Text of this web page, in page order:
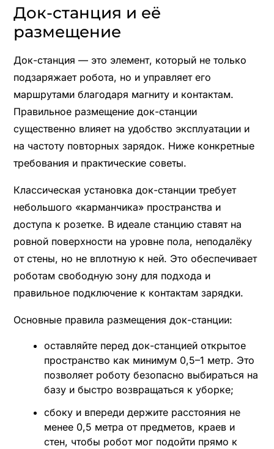
Док-станция и её
размещение
Док-станция — это элемент, который не только
подзаряжает робота, но и управляет его
маршрутами благодаря магниту и контактам.
Правильное размещение док-станции
существенно влияет на удобство эксплуатации и
на частоту повторных зарядок. Ниже конкретные
требования и практические советы.
Классическая установка док-станции требует
небольшого «карманчика» пространства и
доступа к розетке. В идеале станцию ставят на
ровной поверхности на уровне пола, неподалёку
от стены, но не вплотную к ней. Это обеспечивает
роботам свободную зону для подхода и
правильное подключение к контактам зарядки.
Основные правила размещения док-станции:
оставляйте перед док-станцией открытое
пространство как минимум 0,5–1 метр. Это
позволяет роботу безопасно выбираться на
базу и быстро возвращаться к уборке;
сбоку и впереди держите расстояния не
менее 0,5 метра от предметов, краев и
стен, чтобы робот мог подойти прямо к